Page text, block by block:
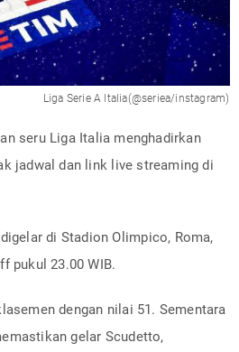
Liga Serie A Italia(@seriea/instagram)
seru Liga Italia menghadirkan
jadwal dan link live streaming di
di Stadion Olimpico, Roma,
pukul 23.00 WIB.
dengan nilai 51. Sementara
gelar Scudetto,